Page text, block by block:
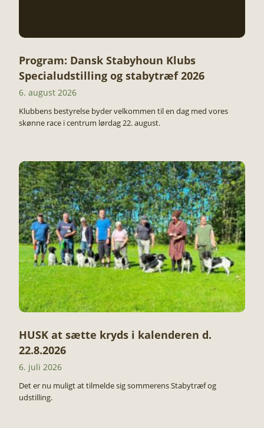
Program: Dansk Stabyhoun Klubs
Specialudstilling og stabytræf 2026
6. august 2026
Klubbens bestyrelse byder velkommen til en dag med vores
skønne race i centrum lørdag 22. august.
HUSK at sætte kryds i kalenderen d.
22.8.2026
6. juli 2026
Det er nu muligt at tilmelde sig sommerens Stabytræf og
udstilling.